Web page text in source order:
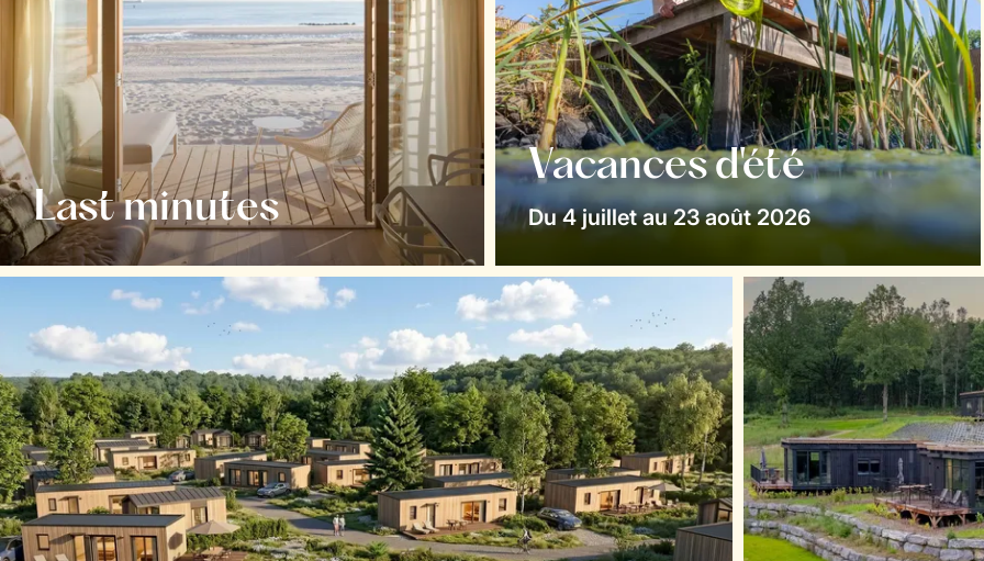
Last minutes
Vacances d'été
Du 4 juillet au 23 août 2026